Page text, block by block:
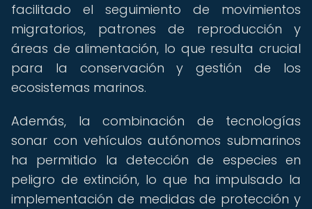
facilitado el seguimiento de movimientos
migratorios, patrones de reproducción y
áreas de alimentación, lo que resulta crucial
para la conservación y gestión de los
ecosistemas marinos.
Además, la combinación de tecnologías
sonar con vehículos autónomos submarinos
ha permitido la detección de especies en
peligro de extinción, lo que ha impulsado la
implementación de medidas de protección y